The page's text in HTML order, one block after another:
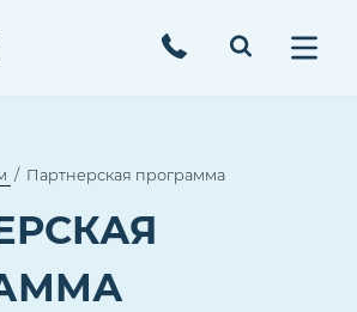
Партнерская программа